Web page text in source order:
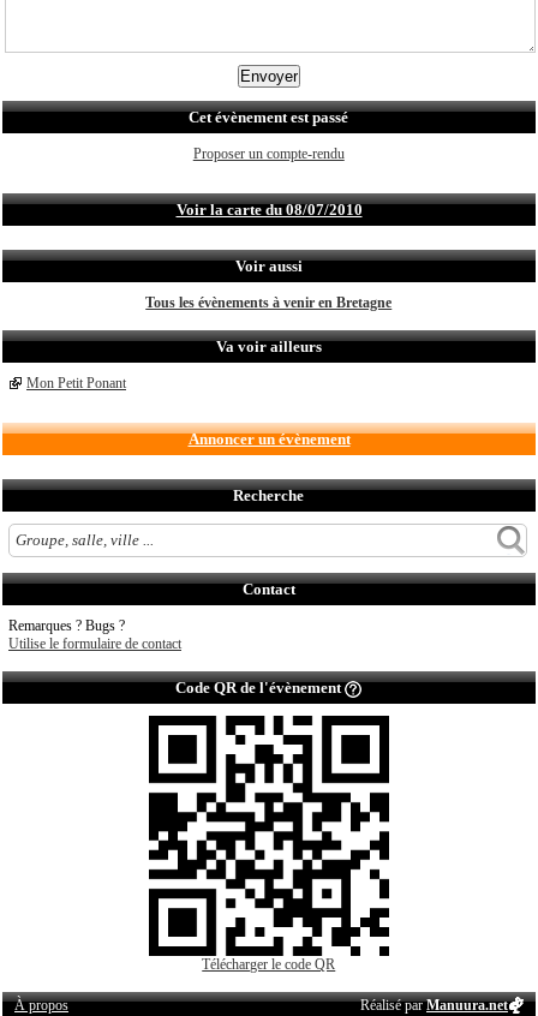
Cet évènement est passé
Proposer un compte-rendu
Voir la carte du 08/07/2010
Voir aussi
Tous les évènements à venir en Bretagne
Va voir ailleurs
Mon Petit Ponant
Annoncer un évènement
Recherche
Contact
Remarques ? Bugs ?
Utilise le formulaire de contact
Code QR de l'évènement
Télécharger le code QR
À propos Réalisé parManuura.net